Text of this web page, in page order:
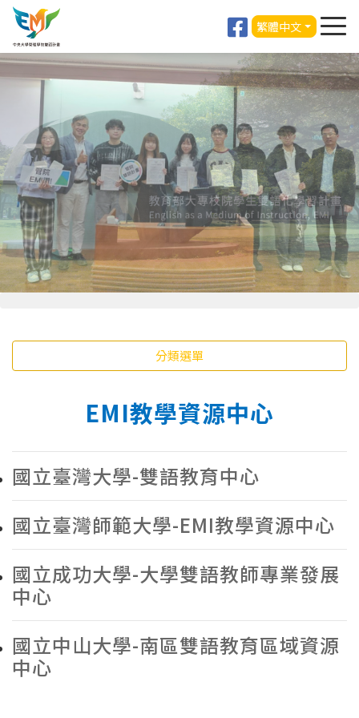
繁體中文
分類選單
EMI教學資源中心
國立臺灣大學-雙語教育中心
國立臺灣師範大學-EMI教學資源中心
國立成功大學-大學雙語教師專業發展
中心
國立中山大學-南區雙語教育區域資源
中心